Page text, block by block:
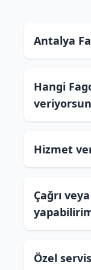
Antalya
Hangi
Hizmet
Çağrı
Özel